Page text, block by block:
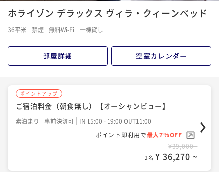
【10%OFF / 連泊限定】ご宿泊料金
素泊まり 事前決済可
IN 15:00 - 19:00 OUT11:00
¥70,200~
2名 ¥ 65,286 ~
ポイントアップ
【10%OFF / 連泊限定】ご宿泊料金＋朝食
朝食付き 事前決済可
IN 15:00 - 19:00 OUT11:00
ポイント即利用で最大7％OFF
¥83,160~
2名 ¥ 77,338 ~
ホライゾン デラックス ヴィラ・クィーンベッド
36平米 禁煙 無料Wi-Fi 一棟貸し
部屋詳細 空室カレンダー
ポイントアップ
ご宿泊料金（朝食無し）【オーシャンビュー】
素泊まり 事前決済可
IN 15:00 - 19:00 OUT11:00
ポイント即利用で最大7％OFF
¥39,000~
2名 ¥ 36,270 ~